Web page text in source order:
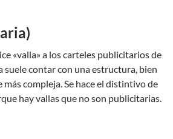
«valla» a los carteles publicitarios de
suele contar con una estructura, bien
más compleja. Se hace el distintivo de
hay vallas que no son publicitarias.